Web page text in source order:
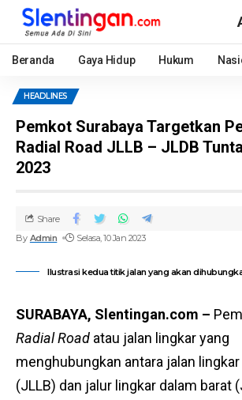
Beranda Gaya Hidup Hukum
HEADLINES
Pemkot Surabaya Targetkan
Radial Road JLLB – JLDB
2023
By Admin Selasa, 10 Jan 2023
Share
Ilustrasi kedua titik jalan yang akan
SURABAYA, Slentingan.com –
Radial Road atau jalan lingkar yang
menghubungkan antara jalan
(JLLB) dan jalur lingkar dalam barat